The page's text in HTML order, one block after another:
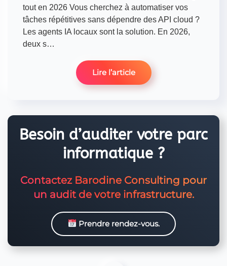
tout en 2026 Vous cherchez à automatiser vos
tâches répétitives sans dépendre des API cloud ?
Les agents IA locaux sont la solution. En 2026,
deux s…
Lire l’article
Besoin d’auditer votre parc
informatique ?
Contactez Barodine Consulting pour
un audit de votre infrastructure.
Prendre rendez-vous.